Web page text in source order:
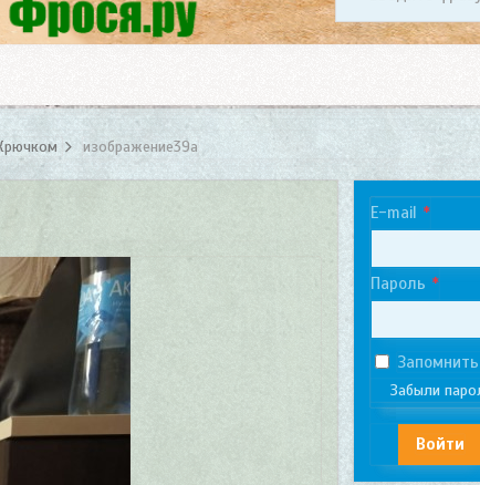
изображение39a
E-mail
Пароль
Забыли
Войти